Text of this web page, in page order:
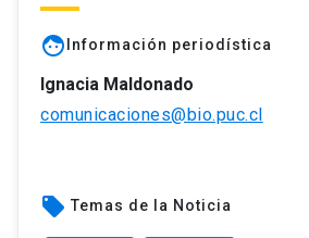
face Información periodística
Ignacia Maldonado
comunicaciones@bio.puc.cl
local_offer Temas de la Noticia